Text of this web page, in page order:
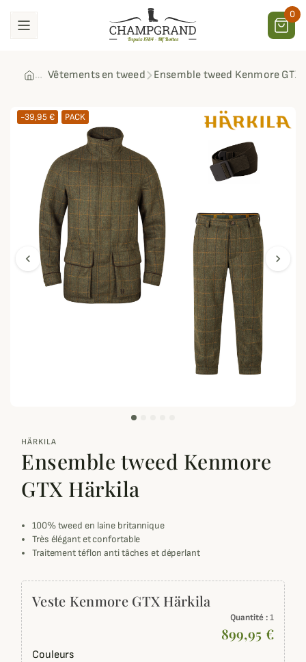
0
Vêtements en tweed Ensemble tweed Kenmore GTX
chevron_left chevron_right
-39,95 € PACK
HÄRKILA
Ensemble tweed Kenmore
GTX Härkila
100% tweed en laine britannique
Très élégant et confortable
Traitement téflon anti tâches et déperlant
Veste Kenmore GTX Härkila
Quantité :1
899,95 €
Couleurs